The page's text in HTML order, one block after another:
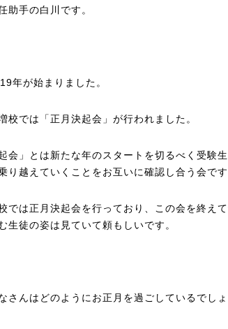
助手の白川です。
年が始まりました。
校では「正月決起会」が行われました。
起会」とは新たな年のスタートを切るべく受験
り越えていくことをお互いに確認し合う会です
では正月決起会を行っており、この会を終え
生徒の姿は見ていて頼もしいです。
さんはどのようにお正月を過ごしているでしょ